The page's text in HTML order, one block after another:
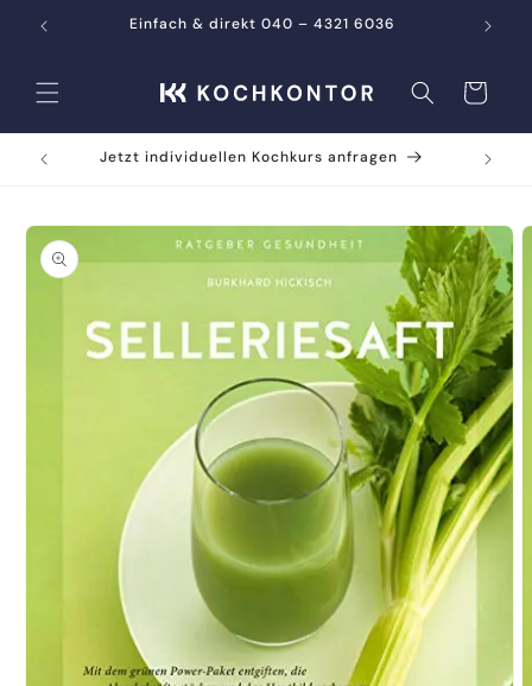
zum
Einfach & direkt 040 – 4321 6036
Warenkorb
Jetzt individuellen Kochkurs anfragen